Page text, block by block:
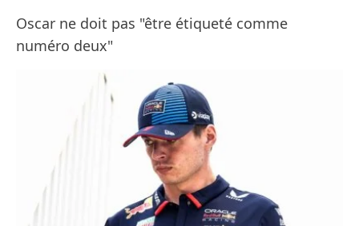
Oscar ne doit pas "être étiqueté comme
numéro deux"